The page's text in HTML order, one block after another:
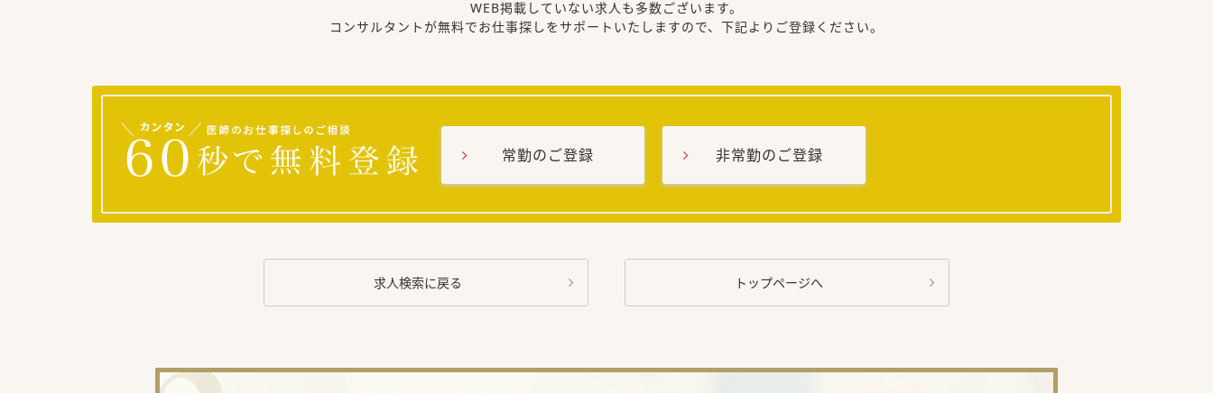
WEB掲載していない求人も多数ございます。
コンサルタントが無料でお仕事探しをサポートいたしますので、下記よりご登録ください。
常勤のご登録 非常勤のご登録
求人検索に戻る トップページへ